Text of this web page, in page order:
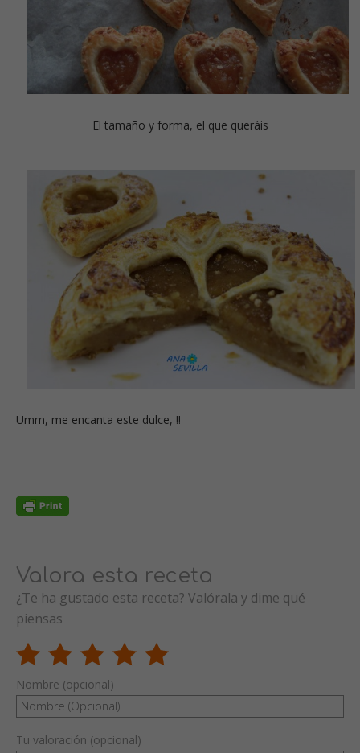
El tamaño y forma, el que queráis
Umm, me encanta este dulce, !!
Valora esta receta
¿Te ha gustado esta receta? Valórala y dime qué
piensas
Nombre (opcional)
Tu valoración (opcional)